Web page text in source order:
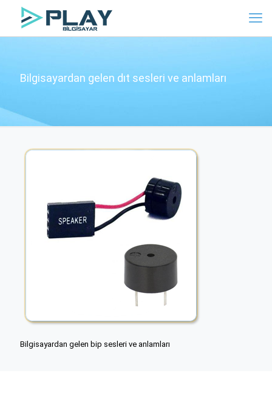
Bilgisayardan gelen dıt sesleri ve anlamları
Bilgisayardan gelen bip sesleri ve anlamları